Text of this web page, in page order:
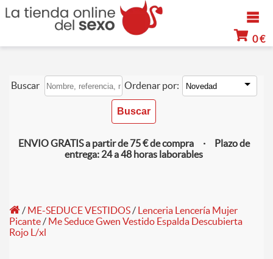
0 €
Buscar Ordenar por:
ENVIO GRATIS a partir de 75 € de compra · Plazo de
entrega: 24 a 48 horas laborables
/ ME-SEDUCE VESTIDOS/
Lenceria Lencería Mujer
Picante/ Me Seduce Gwen Vestido Espalda Descubierta
Rojo L/xl